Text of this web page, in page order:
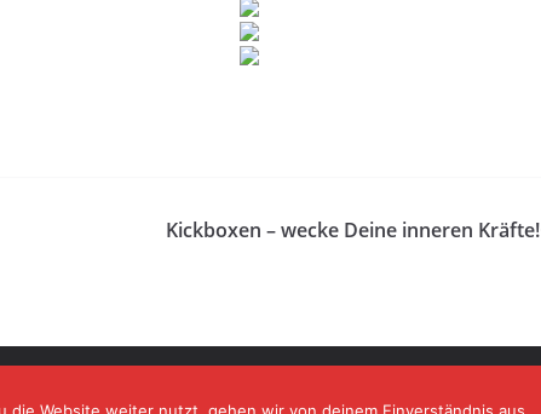
Kickboxen – wecke Deine inneren Kräfte!